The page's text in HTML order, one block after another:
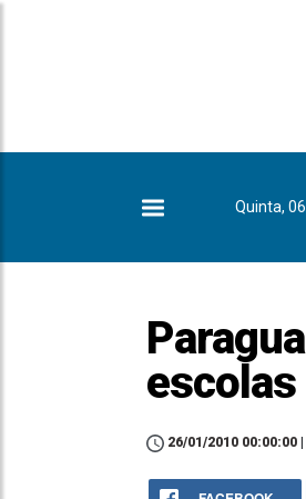
Quinta,
escolas
26/01/2010 00:00:00